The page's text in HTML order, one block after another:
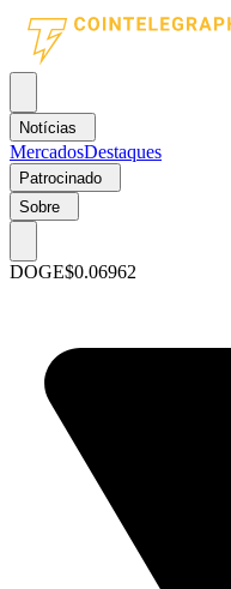
Notícias
MercadosDestaques
Patrocinado
Sobre
DOGE$0.06962